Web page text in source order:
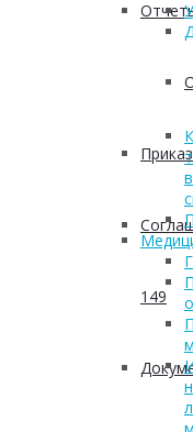
149